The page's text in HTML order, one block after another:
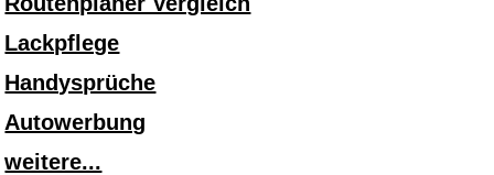
Lackpflege
Handysprüche
Autowerbung
weitere...